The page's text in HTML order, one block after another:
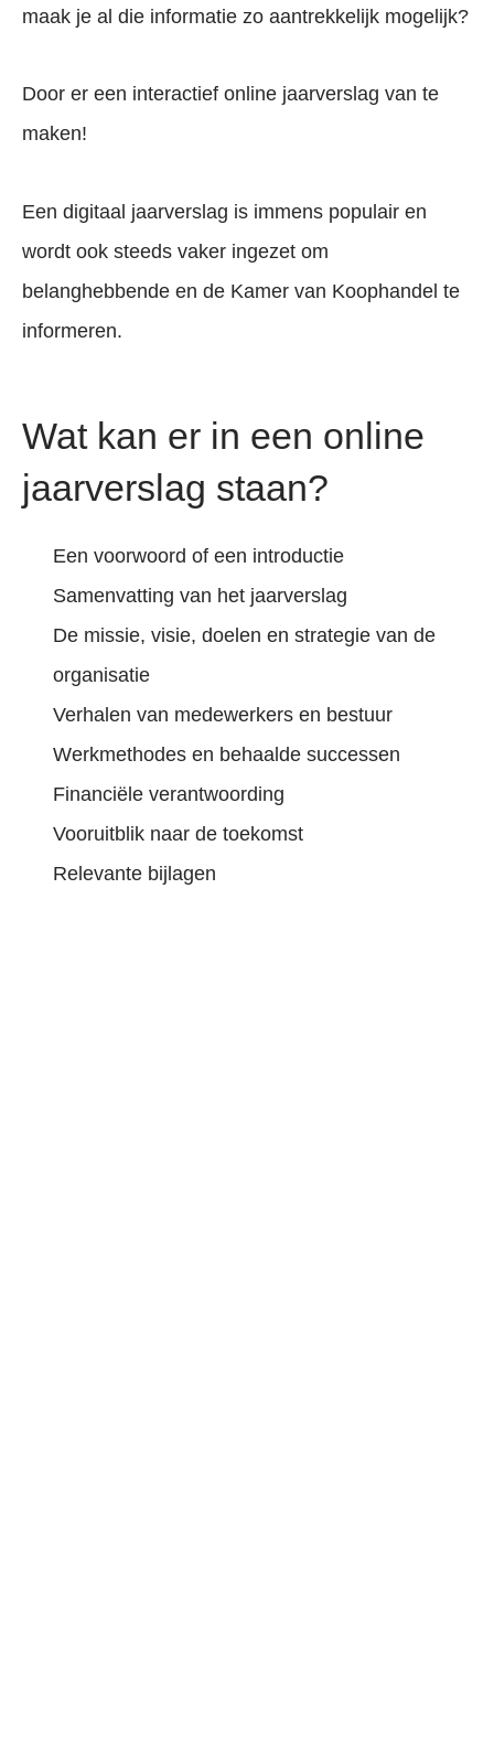
maak je al die informatie zo aantrekkelijk mogelijk?
Door er een interactief online jaarverslag van te
maken!
Een digitaal jaarverslag is immens populair en
wordt ook steeds vaker ingezet om
belanghebbende en de Kamer van Koophandel te
informeren.
Wat kan er in een online
jaarverslag staan?
Een voorwoord of een introductie
Samenvatting van het jaarverslag
De missie, visie, doelen en strategie van de
organisatie
Verhalen van medewerkers en bestuur
Werkmethodes en behaalde successen
Financiële verantwoording
Vooruitblik naar de toekomst
Relevante bijlagen